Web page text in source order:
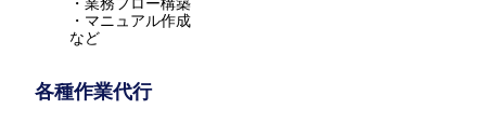
・業務フロー構築
・マニュアル作成
など
各種作業代行